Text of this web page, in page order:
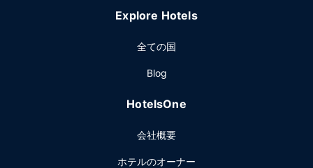
をご活用いただけます。敷地内にはセルフパーキング (無料)
Explore Hotels
全ての国
Blog
HotelsOne
会社概要
ホテルのオーナー